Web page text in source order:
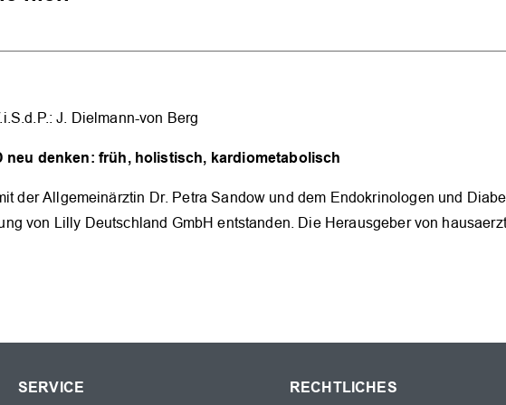
J. Dielmann-von Berg
neu denken: früh, holistisch, kardiometabolisch
der Allgemeinärztin Dr. Petra Sandow und dem Endokrinologen und
von Lilly Deutschland GmbH entstanden. Die Herausgeber von
SERVICE RECHTLICHES